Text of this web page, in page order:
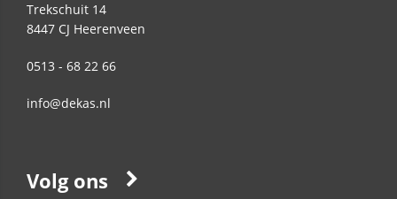
Trekschuit 14
8447 CJ Heerenveen
0513 - 68 22 66
info@dekas.nl
Volg ons